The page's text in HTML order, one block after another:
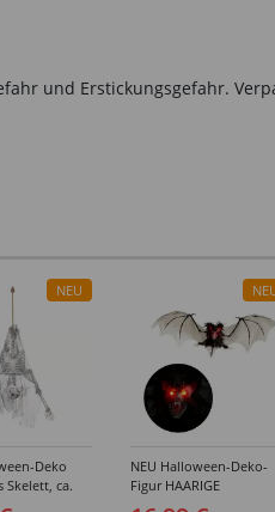
und Erstickungsgefahr.
NEU
Deko
Skelett, ca.
NEU Halloween-Deko-
Figur HAARIGE
FLEDERMAUS MIT